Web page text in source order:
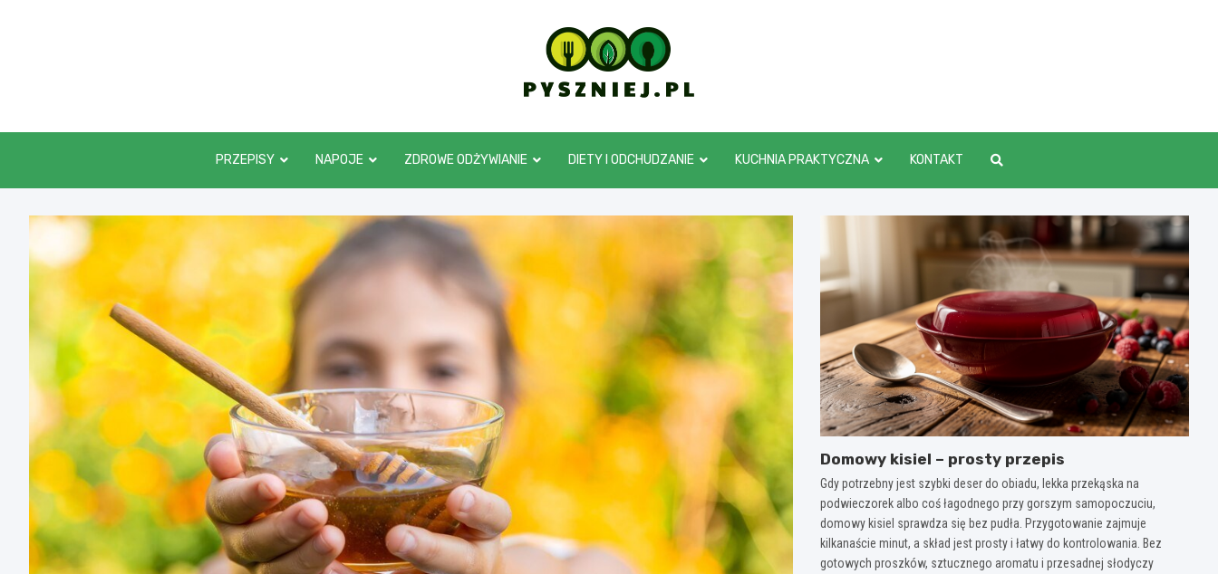
pyszniej.pl
PRZEPISY NAPOJE ZDROWE ODŻYWIANIE DIETY I ODCHUDZANIE KUCHNIA PRAKTYCZNA KONTAKT
Domowy kisiel – prosty przepis
Gdy potrzebny jest szybki deser do obiadu, lekka przekąska na
podwieczorek albo coś łagodnego przy gorszym samopoczuciu,
domowy kisiel sprawdza się bez pudła. Przygotowanie zajmuje
kilkanaście minut, a skład jest prosty i łatwy do kontrolowania. Bez
gotowych proszków, sztucznego aromatu i przesadnej słodyczy